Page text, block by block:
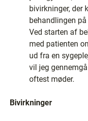
bivirkninger, der
behandlingen
Ved starten af
med patienten
ud fra en
vil jeg
oftest møder.
Bivirkninger